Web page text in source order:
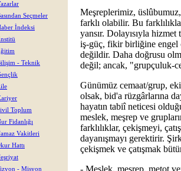
Seçmeler
İndeksi
- Teknik
Toplum
Fidanlığı
Vakitleri
Hattı
- Misyon
Meşreplerimiz,
farklı olabilir. Bu
yansır. Dolayısıyla hizmet
iş-güç, fikir birliğine engel
değildir. Daha doğrusu
değil; ancak, "grupçuluk-
Günümüz cemaat/grup,
olsak, bid'a rüzgârlarına
hayatın tabiî neticesi
meslek, meşrep ve
farklılıklar, çekişmeyi,
dayanışmayı gerektirir.
çekişmek ve çatışmak
- Meslek, meşrep, metot